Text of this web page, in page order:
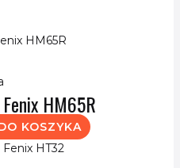
HM65R
KOSZYKA